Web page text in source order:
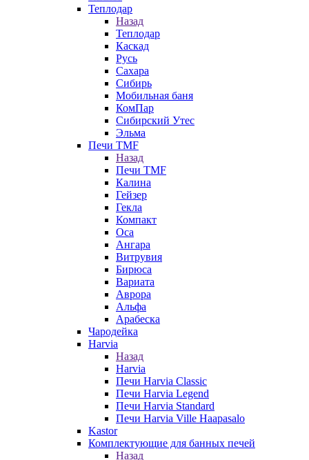
Теплодар
Назад
Теплодар
Каскад
Русь
Сахара
Сибирь
Мобильная баня
КомПар
Сибирский Утес
Эльма
Печи TMF
Назад
Печи TMF
Калина
Гейзер
Гекла
Компакт
Оса
Ангара
Витрувия
Бирюса
Вариата
Аврора
Альфа
Арабеска
Чародейка
Harvia
Назад
Harvia
Печи Harvia Classic
Печи Harvia Legend
Печи Harvia Standard
Печи Harvia Ville Haapasalo
Kastor
Комплектующие для банных печей
Назад